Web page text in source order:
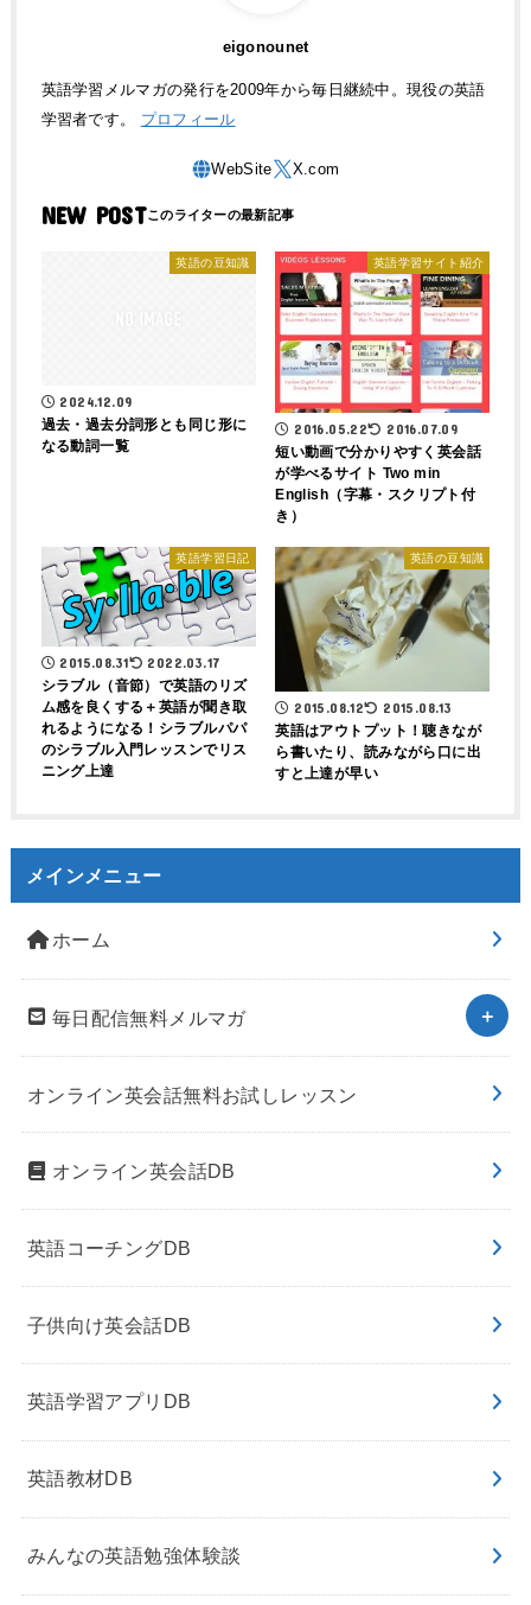
eigonounet
英語学習メルマガの発行を2009年から毎日継続中。現役の英語
学習者です。 プロフィール
NEW POST
英語の豆知識
2024.12.09
過去・過去分詞形とも同じ形に
なる動詞一覧
英語学習サイト紹介
2016.05.22 2016.07.09
短い動画で分かりやすく英会話
が学べるサイト Two min
English（字幕・スクリプト付
き）
英語学習日記
2015.08.31 2022.03.17
シラブル（音節）で英語のリズ
ム感を良くする＋英語が聞き取
れるようになる！シラブルパパ
のシラブル入門レッスンでリス
ニング上達
英語の豆知識
2015.08.12 2015.08.13
英語はアウトプット！聴きなが
ら書いたり、読みながら口に出
すと上達が早い
メインメニュー
ホーム
毎日配信無料メルマガ
オンライン英会話無料お試しレッスン
オンライン英会話DB
英語コーチングDB
子供向け英会話DB
英語学習アプリDB
英語教材DB
みんなの英語勉強体験談